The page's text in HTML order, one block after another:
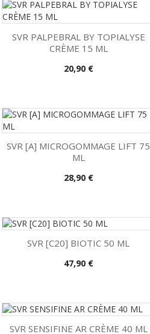
Vista rápida
SVR PALPEBRAL BY TOPIALYSE
CRÈME 15 ML
Precio
20,90 €
Vista rápida
SVR [A] MICROGOMMAGE LIFT 75
ML
Precio
28,90 €
Vista rápida
SVR [C20] BIOTIC 50 ML
Precio
47,90 €
SVR SENSIFINE AR CRÈME 40 ML